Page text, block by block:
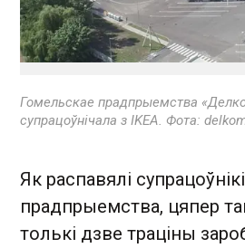
Гомельскае прадпрыемства
супрацоўнічала з IKEA. Фота:
Як распавялі супрацоўнікі
прадпрыемства, цяпер
толькі дзве траціны